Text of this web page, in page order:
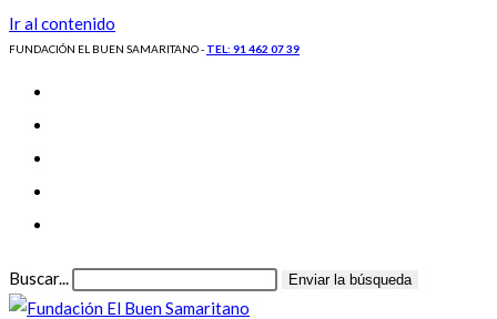
Ir al contenido
FUNDACIÓN EL BUEN SAMARITANO - TEL: 91 462 07 39
Buscar... Enviar la búsqueda